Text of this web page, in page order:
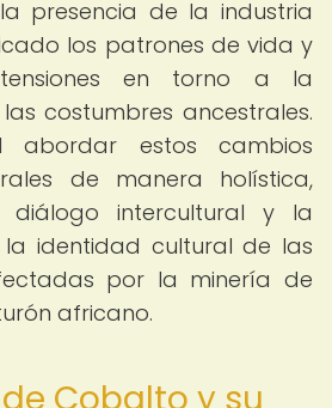
presencia de la industria
los patrones de vida y
en torno a la
costumbres ancestrales.
abordar estos cambios
de manera holística,
diálogo intercultural y la
la identidad cultural de las
por la minería de
africano.